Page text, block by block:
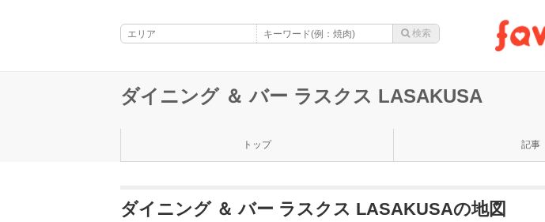
ダイニング ＆ バー ラスクス LASAKUSA
トップ 記事
ダイニング ＆ バー ラスクス LASAKUSAの地図